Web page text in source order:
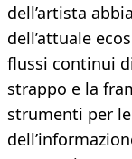
dell’artista
dell’attuale
flussi continui
strappo e la
strumenti per